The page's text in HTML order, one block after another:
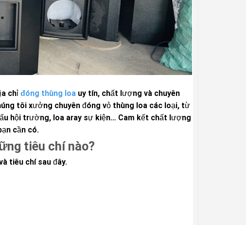
chỉ đóng thùng loa uy tín, chất lượng và chuyên
tôi xưởng chuyên đóng vỏ thùng loa các loại, từ
hội trường, loa aray sự kiện… Cam kết chất lượng
cần có.
tiêu chí nào?
tiêu chí sau đây.